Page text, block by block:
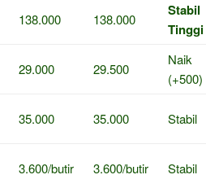
138.000 138.000
Stabil
Tinggi
29.000 29.500
Naik
(+500)
35.000 35.000 Stabil
3.600/butir 3.600/butir Stabil